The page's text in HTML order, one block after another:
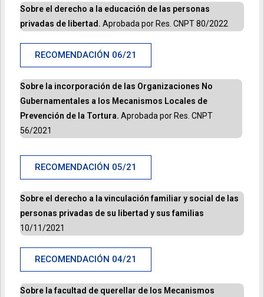
Sobre el derecho a la educación de las personas
privadas de libertad. Aprobada por Res. CNPT 80/2022
RECOMENDACIÓN 06/21
Sobre la incorporación de las Organizaciones No
Gubernamentales a los Mecanismos Locales de
Prevención de la Tortura. Aprobada por Res. CNPT
56/2021
RECOMENDACIÓN 05/21
Sobre el derecho a la vinculación familiar y social de las
personas privadas de su libertad y sus familias
10/11/2021
RECOMENDACIÓN 04/21
Sobre la facultad de querellar de los Mecanismos